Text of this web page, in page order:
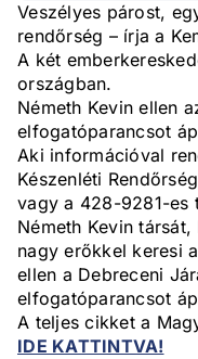
Veszélyes párost,
rendőrség – írja a
A két
országban.
Németh Kevin ellen
elfogatóparancsot
Aki információval
Készenléti
vagy a 428-9281-es
Németh Kevin
nagy erőkkel keresi
ellen a Debreceni
elfogatóparancsot
A teljes cikket a
IDE KATTINTVA!